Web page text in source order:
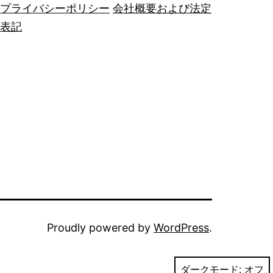
プライバシーポリシー 会社概要および法定
表記
Proudly powered by WordPress.
ダークモード: